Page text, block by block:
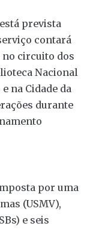
prevista
contará
no circuito dos
Nacional
na Cidade da
durante
por uma
(USMV),
e seis